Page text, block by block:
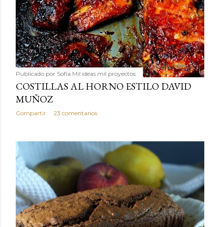
Publicado por Sofía Mil ideas mil proyectos
COSTILLAS AL HORNO ESTILO DAVID
MUÑOZ
Compartir 23 comentarios